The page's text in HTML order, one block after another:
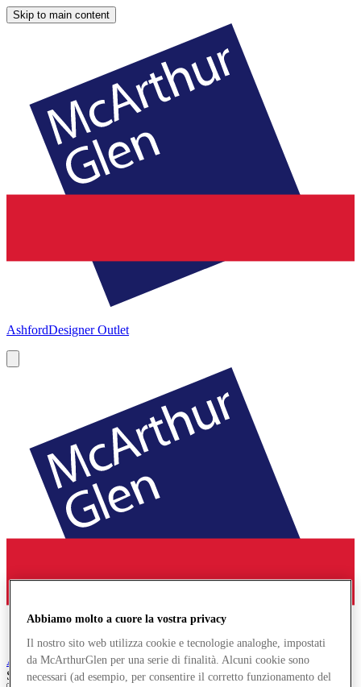
Skip to main content
AshfordDesigner Outlet
AshfordDesigner Outlet
Search input
Abbiamo molto a cuore la vostra privacy
Il nostro sito web utilizza cookie e tecnologie analoghe, impostati
da McArthurGlen per una serie di finalità. Alcuni cookie sono
necessari (ad esempio, per consentire il corretto funzionamento del